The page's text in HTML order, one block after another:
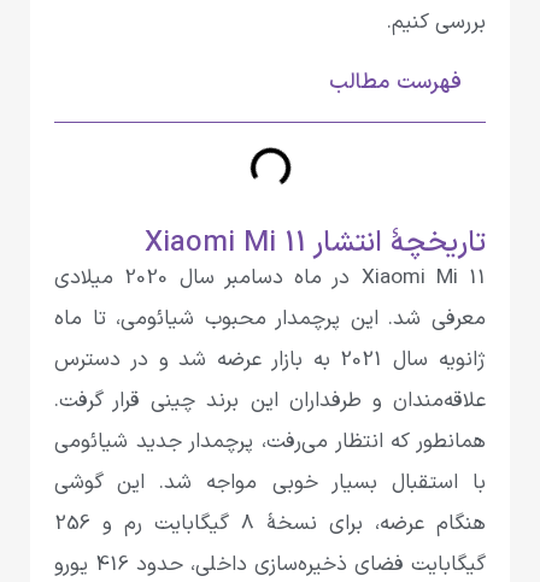
بررسی کنیم.
فهرست مطالب
تاریخچهٔ انتشار Xiaomi Mi 11
Xiaomi Mi 11 در ماه دسامبر سال 2020 میلادی
معرفی شد. این پرچمدار محبوب شیائومی، تا ماه
ژانویه سال 2021 به بازار عرضه شد و در دسترس
علاقه‌مندان و طرفداران این برند چینی قرار گرفت.
همانطور که انتظار می‌رفت، پرچمدار جدید شیائومی
با استقبال بسیار خوبی مواجه شد. این گوشی
هنگام عرضه، برای نسخهٔ 8 گیگابایت رم و 256
گیگابایت فضای ذخیره‌سازی داخلی، حدود 416 یورو